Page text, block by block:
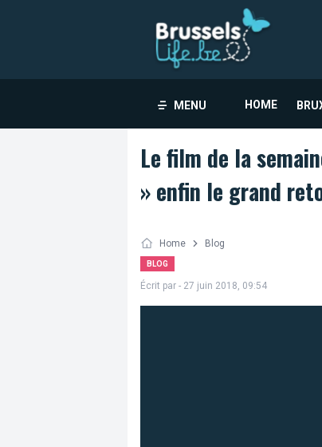
MENU HOME
Le film de la
» enfin le grand
Home Blog
BLOG
Écrit par - 27 juin 2018, 09:54